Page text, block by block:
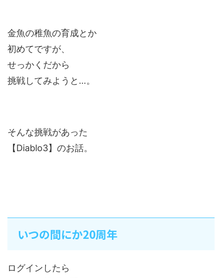
金魚の稚魚の育成とか
初めてですが、
せっかくだから
挑戦してみようと…。
そんな挑戦があった
【Diablo3】のお話。
いつの間にか20周年
ログインしたら